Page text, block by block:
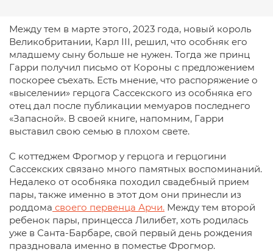
Между тем в марте этого, 2023 года, новый король
Великобритании, Карл III, решил, что особняк его
младшему сыну больше не нужен. Тогда же принц
Гарри получил письмо от Короны с предложением
поскорее съехать. Есть мнение, что распоряжение о
«выселении» герцога Сассекского из особняка его
отец дал после публикации мемуаров последнего
«Запасной». В своей книге, напомним, Гарри
выставил свою семью в плохом свете.
С коттеджем Фрогмор у герцога и герцогини
Сассекских связано много памятных воспоминаний.
Недалеко от особняка походил свадебный прием
пары, также именно в этот дом они принесли из
роддома своего первенца Арчи. Между тем второй
ребенок пары, принцесса Лилибет, хоть родилась
уже в Санта-Барбаре, свой первый день рождения
праздновала именно в поместье Фрогмор.